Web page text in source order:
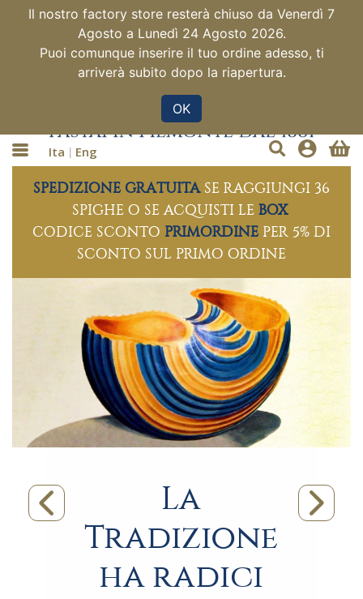
Ita Eng
SPEDIZIONE GRATUITA SE RAGGIUNGI 36
SPIGHE O SE ACQUISTI LE BOX
CODICE SCONTO PRIMORDINE PER 5% DI
SCONTO SUL PRIMO ORDINE
La
Tradizione
ha radici
Il nostro factory store resterà chiuso da Venerdì 7
Agosto a Lunedì 24 Agosto 2026.
Puoi comunque inserire il tuo ordine adesso, ti
arriverà subito dopo la riapertura.
OK